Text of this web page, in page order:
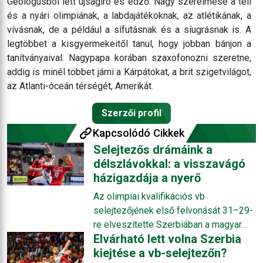
és a nyári olimpiának, a labdajátékoknak, az atlétikának, a
vívásnak, de a például a sífutásnak és a síugrásnak is. A
legtöbbet a kisgyermekeitől tanul, hogy jobban bánjon a
tanítványaival. Nagypapa korában szaxofonozni szeretne,
addig is minél többet járni a Kárpátokat, a brit szigetvilágot,
az Atlanti-óceán térségét, Amerikát.
Szerzői profil
Kapcsolódó Cikkek
Selejtezős drámáink a
délszlávokkal: a visszavágó
házigazdája a nyerő
Az olimpiai kvalifikációs vb
selejtezőjének első felvonását 31–29-
re elveszítette Szerbiában a magyar
válogatott, de örüljünk, hogy az utolsó
11 percben hétgólos hátrányban
Elvárható lett volna Szerbia
kiejtése a vb-selejtezőn?